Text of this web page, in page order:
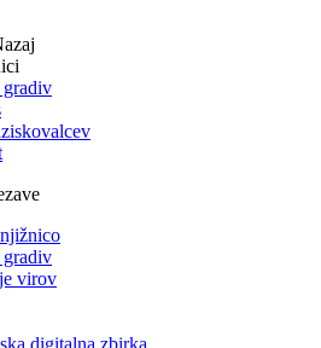
gradiv
gradiv
virov
digitalna zbirka